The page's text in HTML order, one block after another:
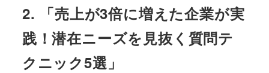
2. 「売上が3倍に増えた企業が実
践！潜在ニーズを見抜く質問テ
クニック5選」